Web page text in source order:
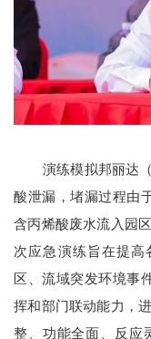
演练模拟邦丽达
酸泄漏，堵漏过程由
含丙烯酸废水流入园
次应急演练旨在提高
区、流域突发环境事
挥和部门联动能力，
整、功能全面、反应